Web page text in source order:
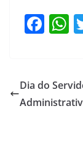
F
e
b
s
A
Dia do